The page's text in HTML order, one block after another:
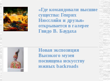
«Где командовали высшие
существа: Генрих
Нюссляйн и друзья»
открывается в галерее
Гвидо В. Баудаха
Новая экспозиция
Высокого музея
посвящена искусству
южных backroads